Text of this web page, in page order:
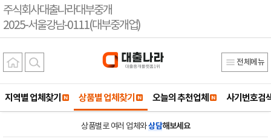
주식회사대출나라대부중개
2025-서울강남-0111(대부중개업)
전체메뉴
지역별 업체찾기 상품별 업체찾기 오늘의 추천업체 사기번호검
상품별로 여러 업체와상담해보세요